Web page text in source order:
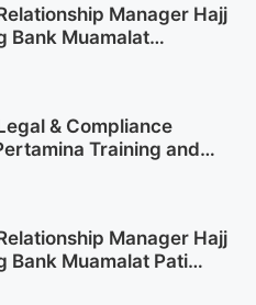
Manager Hajj
Bank Muamalat
& Compliance
Training and
Manager Hajj
Bank Muamalat Pati